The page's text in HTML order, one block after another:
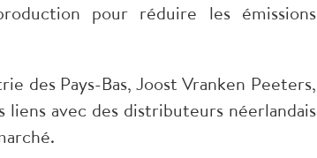
pour réduire les émissions
des Pays-Bas, Joost Vranken Peeters,
avec des distributeurs néerlandais